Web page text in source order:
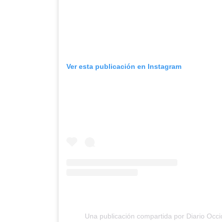
Ver esta publicación en Instagram
Una publicación compartida por Diario